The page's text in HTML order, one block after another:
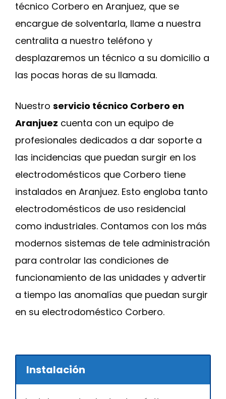
técnico Corbero en Aranjuez, que se
encargue de solventarla, llame a nuestra
centralita a nuestro teléfono y
desplazaremos un técnico a su domicilio a
las pocas horas de su llamada.
Nuestro servicio técnico Corbero en
Aranjuez cuenta con un equipo de
profesionales dedicados a dar soporte a
las incidencias que puedan surgir en los
electrodomésticos que Corbero tiene
instalados en Aranjuez. Esto engloba tanto
electrodomésticos de uso residencial
como industriales. Contamos con los más
modernos sistemas de tele administración
para controlar las condiciones de
funcionamiento de las unidades y advertir
a tiempo las anomalías que puedan surgir
en su electrodoméstico Corbero.
Instalación